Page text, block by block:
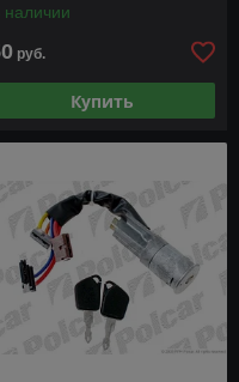
наличии
руб.
Купить